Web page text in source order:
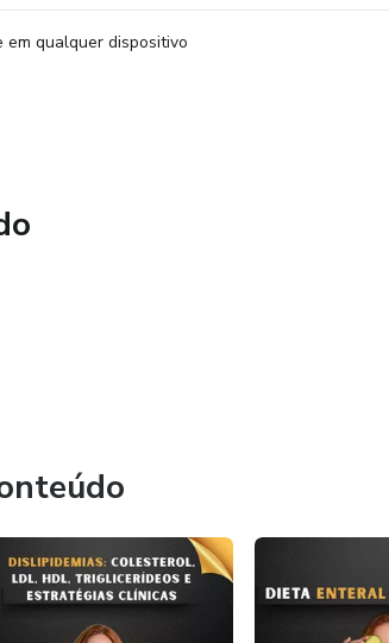
em qualquer dispositivo